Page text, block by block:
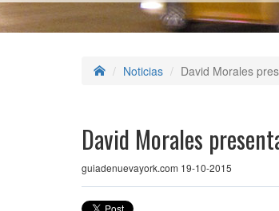
Noticias David Morales
David Morales
guiadenuevayork.com 19-10-2015